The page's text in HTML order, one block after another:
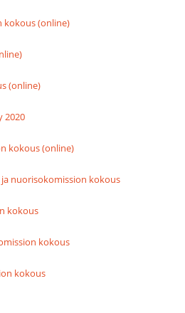
kokous (online)
(online)
2020
kokous (online)
nuorisokomission kokous
kokous
kokous
kokous